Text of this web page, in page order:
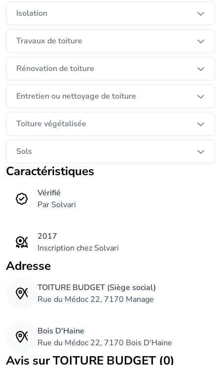
Isolation
Travaux de toiture
Rénovation de toiture
Entretien ou nettoyage de toiture
Toiture végétalisée
Sols
Caractéristiques
Vérifié
Par Solvari
2017
Inscription chez Solvari
Adresse
TOITURE BUDGET (Siège social)
Rue du Médoc 22, 7170 Manage
Bois D'Haine
Rue du Médoc 22, 7170 Bois D'Haine
Avis sur TOITURE BUDGET (0)